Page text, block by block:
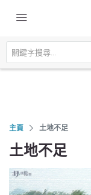
主頁 土地不足
土地不足